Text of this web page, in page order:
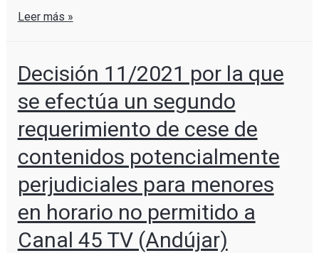
Leer más »
Decisión 11/2021 por la que
se efectúa un segundo
requerimiento de cese de
contenidos potencialmente
perjudiciales para menores
en horario no permitido a
Canal 45 TV (Andújar)